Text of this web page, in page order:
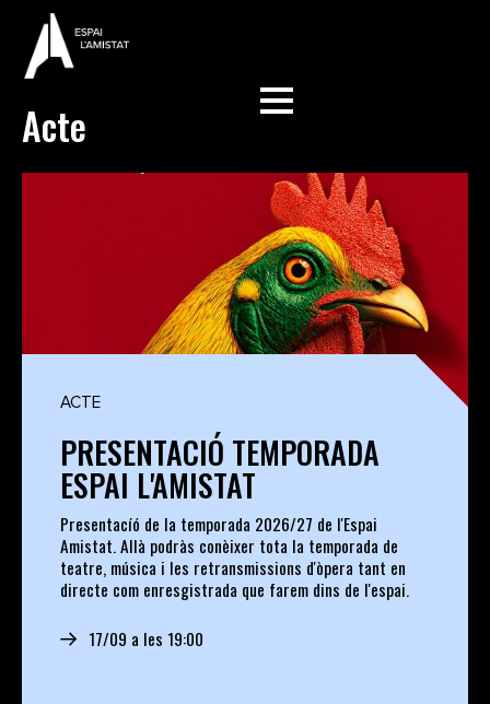
Acte
ACTE
PRESENTACIÓ TEMPORADA
ESPAI L'AMISTAT
Presentacíó de la temporada 2026/27 de l'Espai
Amistat. Allà podràs conèixer tota la temporada de
teatre, música i les retransmissions d'òpera tant en
directe com enresgistrada que farem dins de l'espai.
17/09 a les 19:00